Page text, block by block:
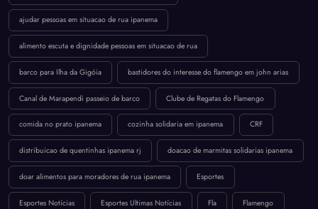
ajudar pessoas em situacao de rua ipanema
alimento escuta e dignidade pessoas em situacao de rua
barco para Ilha da Gigóia bastidores do interesse do flamengo em john arias
Canal de Marapendi passeio de barco Clube de Regatas do Flamengo
comida no prato ipanema cozinha solidaria em ipanema CRF
distribuicao de quentinhas ipanema rj doacao de marmitas solidarias ipanema
doar alimentos para moradores de rua ipanema Esportes
Esportes Notícias Esportes Ultimas Notícias Fla Flamengo